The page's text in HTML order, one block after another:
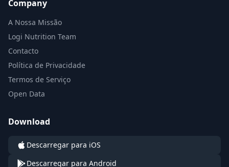
Company
A Nossa Missão
Logi Nutrition Team
Contacto
Política de Privacidade
Termos de Serviço
Open Data
Download
Descarregar para iOS
Descarregar para Android